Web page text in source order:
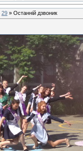
29 » Останній дзвоник